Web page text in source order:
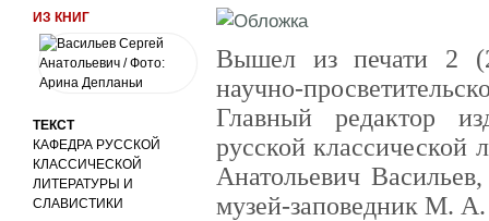
ИЗ КНИГ
ТЕКСТ
КАФЕДРА РУССКОЙ
КЛАССИЧЕСКОЙ
ЛИТЕРАТУРЫ И
СЛАВИСТИКИ
Вышел из печати 2
научно-
Главный редактор
русской классической
Анатольевич
музей-заповедник М.